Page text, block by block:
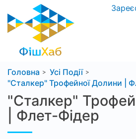
Головна
Усі Події
"Сталкер" Трофейної Долини |
"Сталкер"
| Флет-Фідер